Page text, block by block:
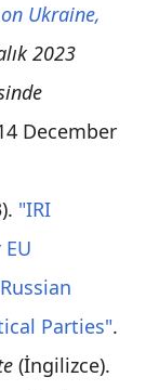
Ukraine,
2023
December
"IRI
Parties".
(İngilizce).